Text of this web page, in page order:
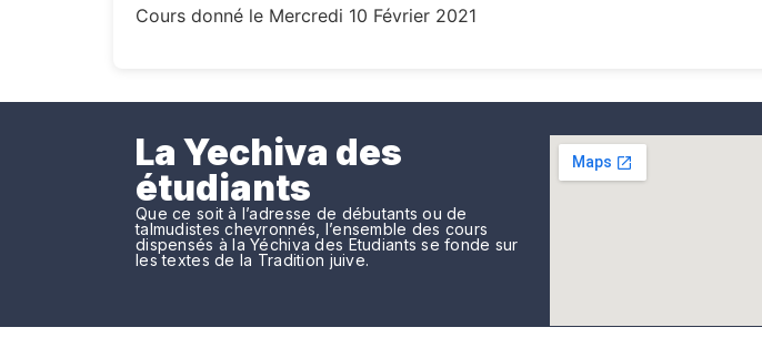
Cours donné le Mercredi 10 Février 2021
La Yechiva des
étudiants
Que ce soit à l’adresse de débutants ou de
talmudistes chevronnés, l’ensemble des cours
dispensés à la Yéchiva des Etudiants se fonde sur
les textes de la Tradition juive.